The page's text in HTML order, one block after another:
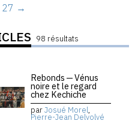
27 →
98 résultats
Rebonds — Vénus
noire et le regard
chez Kechiche
parJosué Morel,
Pierre-Jean Delvolvé